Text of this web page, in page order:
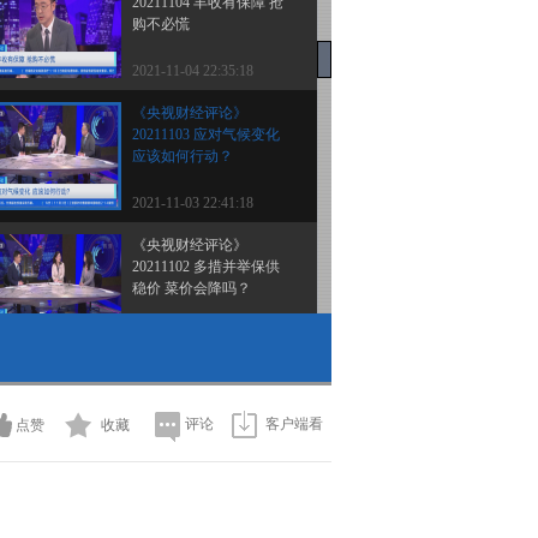
购不必慌
2021-11-04 22:35:18
《央视财经评论》
20211103 应对气候变化
应该如何行动？
2021-11-03 22:41:18
《央视财经评论》
20211102 多措并举保供
稳价 菜价会降吗？
如何有“法”必依？
2021-11-01 22:19:25
点赞 收藏 评论 客户端看